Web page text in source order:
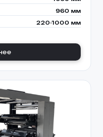
960 мм
220-1000 мм